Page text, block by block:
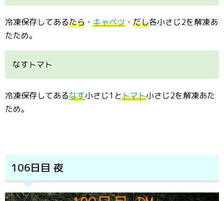
冷凍保存してあるたら ・ キャベツ ・ だし各小さじ2を解凍あ
たため。
なすトマト
冷凍保存してあるなす小さじ1とトマト小さじ2を解凍あた
ため。
106日目 夜